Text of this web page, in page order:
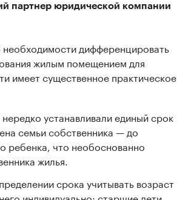
партнер юридической компании
дифференцировать
жилым помещением для
имеет существенное практическое
устанавливали единый срок
семьи собственника — до
ребенка, что необоснованно
жилья.
срока учитывать возраст